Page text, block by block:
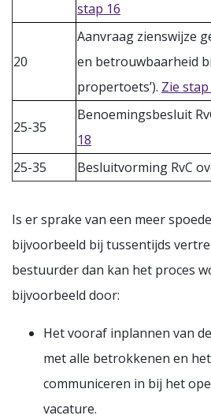
stap 16
20
Aanvraag zienswijze
en betrouwbaarheid
propertoets’). Zie
25-35
Benoemingsbesluit
18
25-35
Besluitvorming RvC
Is er sprake van een meer
bijvoorbeeld bij tussentijds
bestuurder dan kan het proces
bijvoorbeeld door:
Het vooraf inplannen van
met alle betrokkenen en
communiceren in bij het
vacature.